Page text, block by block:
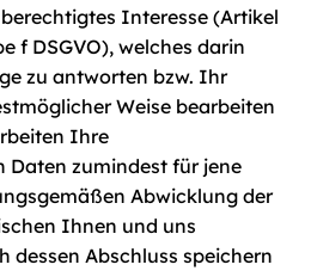
berechtigtes Interesse (Artikel
f DSGVO), welches darin
zu antworten bzw. Ihr
Weise bearbeiten
Ihre
Daten zumindest für jene
Abwicklung der
Ihnen und uns
dessen Abschluss speichern